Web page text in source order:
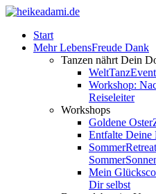
Start
Mehr LebensFreude Dank
Tanzen nährt Dein
Workshop:
Reiseleiter
Workshops
Goldene
Entfalte Deine
Mein
Dir selbst